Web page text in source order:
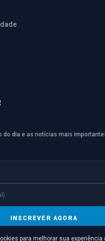
do dia e as notícias mais
INSCREVER AGORA
para melhorar sua experiência